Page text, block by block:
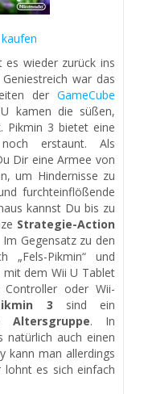
es wieder zurück ins
war das
der GameCube
kamen die süßen,
Pikmin 3 bietet eine
erstaunt. Als
Dir eine Armee von
um Hindernisse zu
furchteinflößende
kannst Du bis zu
Strategie-Action
Gegensatz zu den
„Fels-Pikmin“ und
mit dem Wii U Tablet
oder Wii-
3 sind ein
. In
natürlich auch einen
kann man allerdings
lohnt es sich einfach